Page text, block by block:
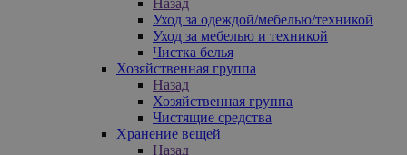
Уход за одеждой/мебелью/техникой
Уход за мебелью и техникой
Чистка белья
Хозяйственная группа
Назад
Хозяйственная группа
Чистящие средства
Хранение вещей
Назад